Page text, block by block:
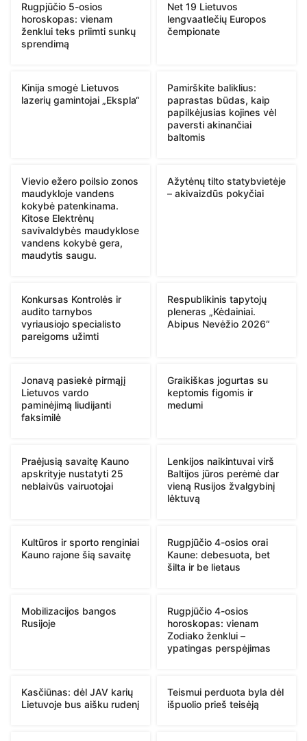
Rugpjūčio 5-osios
horoskopas: vienam
ženklui teks priimti sunkų
sprendimą
Net 19 Lietuvos
lengvaatlečių Europos
čempionate
Kinija smogė Lietuvos
lazerių gamintojai „Ekspla“
Pamirškite baliklius:
paprastas būdas, kaip
papilkėjusias kojines vėl
paversti akinančiai
baltomis
Vievio ežero poilsio zonos
maudykloje vandens
kokybė patenkinama.
Kitose Elektrėnų
savivaldybės maudyklose
vandens kokybė gera,
maudytis saugu.
Ažytėnų tilto statybvietėje
– akivaizdūs pokyčiai
Konkursas Kontrolės ir
audito tarnybos
vyriausiojo specialisto
pareigoms užimti
Respublikinis tapytojų
pleneras „Kėdainiai.
Abipus Nevėžio 2026“
Jonavą pasiekė pirmąjį
Lietuvos vardo
paminėjimą liudijanti
faksimilė
Graikiškas jogurtas su
keptomis figomis ir
medumi
Praėjusią savaitę Kauno
apskrityje nustatyti 25
neblaivūs vairuotojai
Lenkijos naikintuvai virš
Baltijos jūros perėmė dar
vieną Rusijos žvalgybinį
lėktuvą
Kultūros ir sporto renginiai
Kauno rajone šią savaitę
Rugpjūčio 4-osios orai
Kaune: debesuota, bet
šilta ir be lietaus
Mobilizacijos bangos
Rusijoje
Rugpjūčio 4-osios
horoskopas: vienam
Zodiako ženklui –
ypatingas perspėjimas
Kasčiūnas: dėl JAV karių
Lietuvoje bus aišku rudenį
Teismui perduota byla dėl
išpuolio prieš teisėją